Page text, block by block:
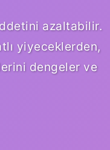
azaltabilir.
yiyeceklerden,
dengeler ve